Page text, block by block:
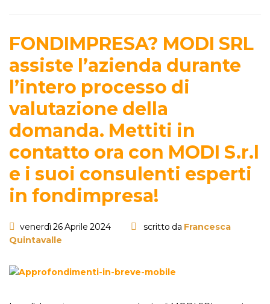
FONDIMPRESA? MODI SRL
assiste l’azienda durante
l’intero processo di
valutazione della
domanda. Mettiti in
contatto ora con MODI S.r.l
e i suoi consulenti esperti
in fondimpresa!
venerdì 26 Aprile 2024 scritto da Francesca
Quintavalle